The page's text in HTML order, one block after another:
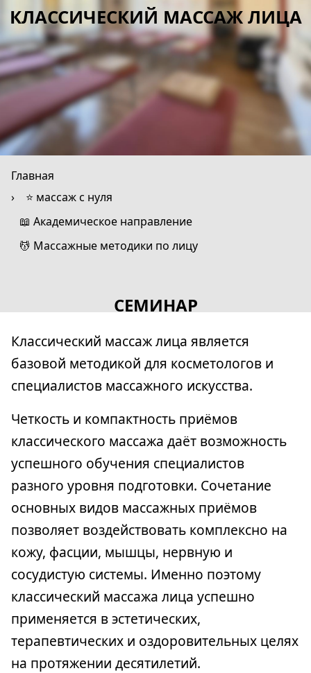
КЛАССИЧЕСКИЙ МАССАЖ ЛИЦА
Главная
⭐ массаж с нуля
📖 Академическое направление
💆 Массажные методики по лицу
СЕМИНАР
Классический массаж лица является
базовой методикой для косметологов и
специалистов массажного искусства.
Четкость и компактность приёмов
классического массажа даёт возможность
успешного обучения специалистов
разного уровня подготовки. Сочетание
основных видов массажных приёмов
позволяет воздействовать комплексно на
кожу, фасции, мышцы, нервную и
сосудистую системы. Именно поэтому
классический массажа лица успешно
применяется в эстетических,
терапевтических и оздоровительных целях
на протяжении десятилетий.